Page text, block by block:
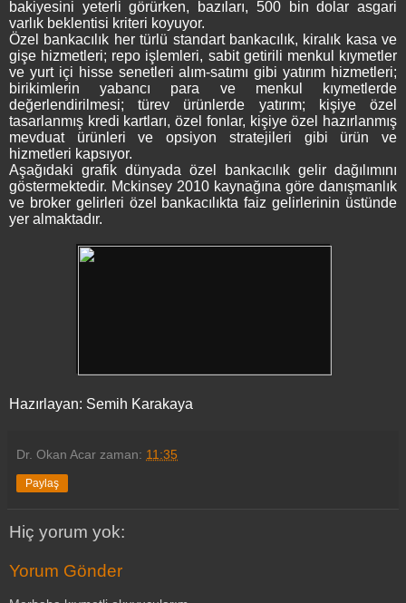
bakiyesini yeterli görürken, bazıları, 500 bin dolar asgari
varlık beklentisi kriteri koyuyor.
Özel bankacılık her türlü standart bankacılık, kiralık kasa ve
gişe hizmetleri; repo işlemleri, sabit getirili menkul kıymetler
ve yurt içi hisse senetleri alım-satımı gibi yatırım hizmetleri;
birikimlerin yabancı para ve menkul kıymetlerde
değerlendirilmesi; türev ürünlerde yatırım; kişiye özel
tasarlanmış kredi kartları, özel fonlar, kişiye özel hazırlanmış
mevduat ürünleri ve opsiyon stratejileri gibi ürün ve
hizmetleri kapsıyor.
Aşağıdaki grafik dünyada özel bankacılık gelir dağılımını
göstermektedir. Mckinsey 2010 kaynağına göre danışmanlık
ve broker gelirleri özel bankacılıkta faiz gelirlerinin üstünde
yer almaktadır.
Hazırlayan: Semih Karakaya
Dr. Okan Acar zaman: 11:35
Paylaş
Hiç yorum yok:
Yorum Gönder